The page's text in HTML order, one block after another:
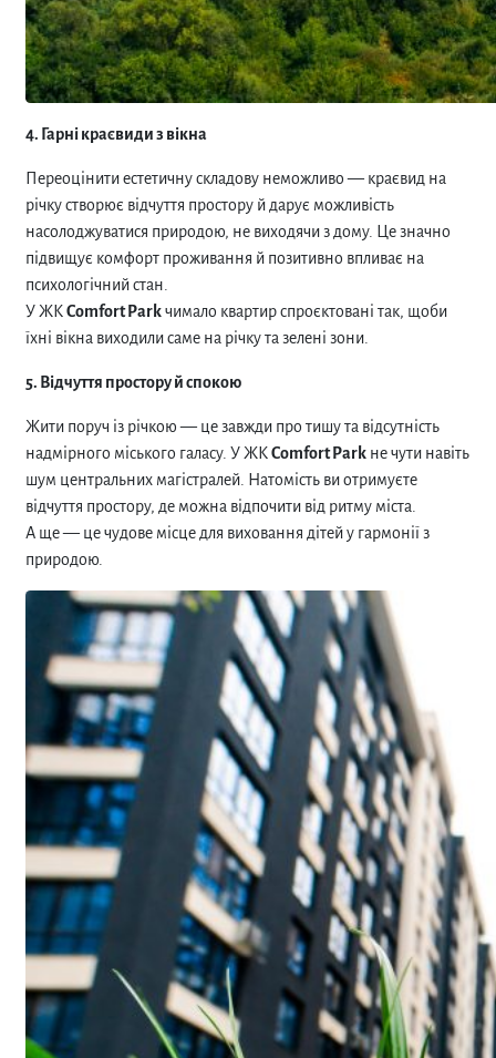
4. Гарні краєвиди з вікна
Переоцінити естетичну складову неможливо — краєвид на
річку створює відчуття простору й дарує можливість
насолоджуватися природою, не виходячи з дому. Це значно
підвищує комфорт проживання й позитивно впливає на
психологічний стан.
У ЖКComfort Parkчимало квартир спроєктовані так, щоби
їхні вікна виходили саме на річку та зелені зони.
5. Відчуття простору й спокою
Жити поруч із річкою — це завжди про тишу та відсутність
надмірного міського галасу. У ЖКComfort Park не чути навіть
шум центральних магістралей. Натомість ви отримуєте
відчуття простору, де можна відпочити від ритму міста.
А ще — це чудове місце для виховання дітей у гармонії з
природою.